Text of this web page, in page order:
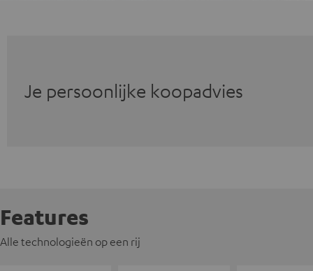
Je persoonlijke koopadvies
Features
Alle technologieën op een rij